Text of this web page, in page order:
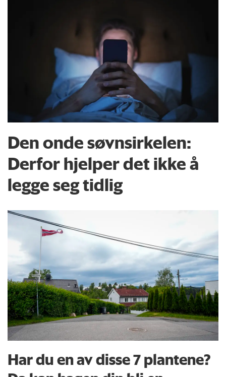
Den onde søvnsirkelen:
Derfor hjelper det ikke å
legge seg tidlig
Har du en av disse 7 plantene?